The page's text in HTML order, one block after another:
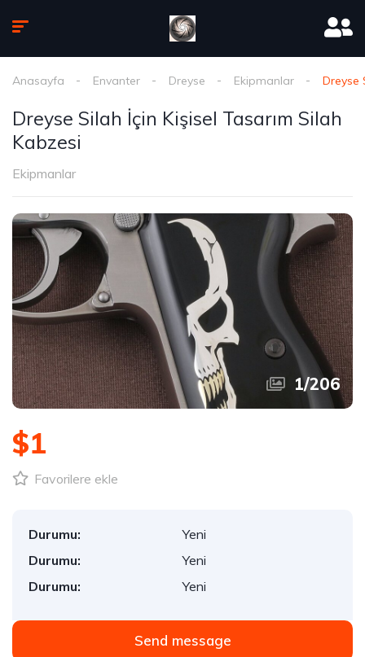
Anasayfa Envanter Dreyse Ekipmanlar Dreyse
Dreyse Silah İçin Kişisel Tasarım Silah
Kabzesi
Ekipmanlar
1/206
$1
Favorilere ekle
Durumu:
Yeni
Durumu:
Yeni
Durumu:
Yeni
Send message